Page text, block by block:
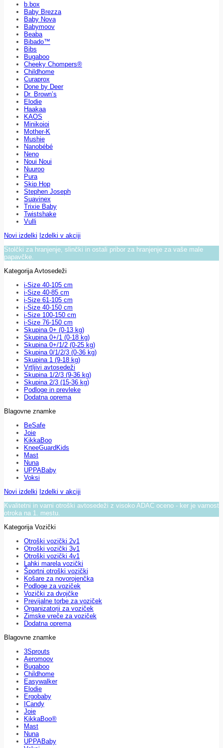
b.box
Baby Brezza
Baby Nova
Babymoov
Beaba
Bibado™
Bibs
Bugaboo
Cheeky Chompers®
Childhome
Curaprox
Done by Deer
Dr. Brown’s
Elodie
Haakaa
KAOS
Minikoioi
Mother-K
Mushie
Nanobébé
Neno
Noui Noui
Nuuroo
Pura
Skip Hop
Stephen Joseph
Suavinex
Trixie Baby
Twistshake
Vulli
Novi izdelki Izdelki v akciji
Stolčki za hranjenje, slinčki in ostali pribor za hranjenje za vaše male
papavčke.
Kategorija Avtosedeži
i-Size 40-105 cm
i-Size 40-85 cm
i-Size 61-105 cm
i-Size 40-150 cm
i-Size 100-150 cm
i-Size 76-150 cm
Skupina 0+ (0-13 kg)
Skupina 0+/1 (0-18 kg)
Skupina 0+/1/2 (0-25 kg)
Skupina 0/1/2/3 (0-36 kg)
Skupina 1 (9-18 kg)
Vrtljivi avtosedeži
Skupina 1/2/3 (9-36 kg)
Skupina 2/3 (15-36 kg)
Podloge in prevleke
Dodatna oprema
Blagovne znamke
BeSafe
Joie
KikkaBoo
KneeGuardKids
Mast
Nuna
UPPABaby
Voksi
Novi izdelki Izdelki v akciji
Kvalitetni in varni otroški avtosedeži z visoko ADAC oceno - ker je varnost
otroka na 1. mestu.
Kategorija Vozički
Otroški vozički 2v1
Otroški vozički 3v1
Otroški vozički 4v1
Lahki marela vozički
Športni otroški vozički
Košare za novorojenčka
Podloge za voziček
Vozički za dvojčke
Previjalne torbe za voziček
Organizatorji za voziček
Zimske vreče za voziček
Dodatna oprema
Blagovne znamke
3Sprouts
Aeromoov
Bugaboo
Childhome
Easywalker
Elodie
Ergobaby
ICandy
Joie
KikkaBoo®
Mast
Nuna
UPPABaby